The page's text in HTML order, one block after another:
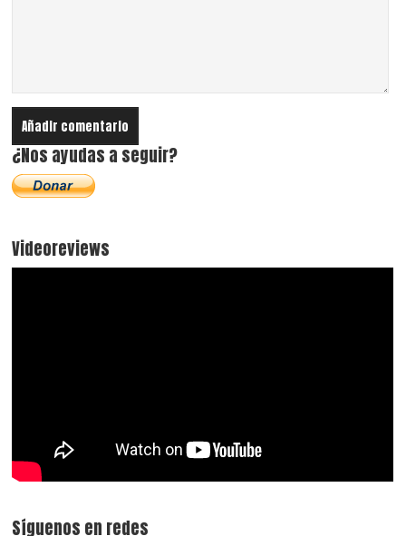
¿Nos ayudas a seguir?
Videoreviews
Síguenos en redes